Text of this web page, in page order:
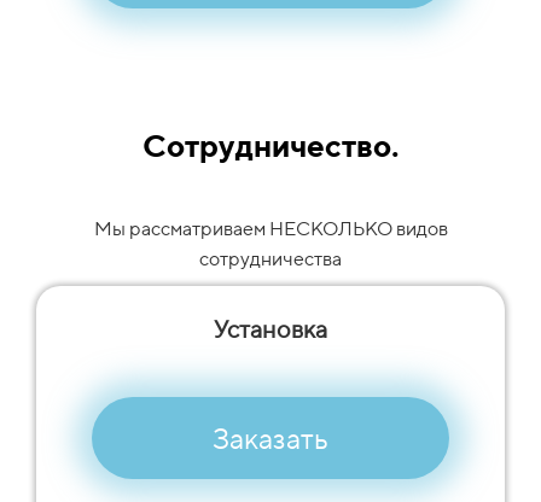
Сотрудничество.
Мы рассматриваем НЕСКОЛЬКО видов
сотрудничества
Установка
Заказать